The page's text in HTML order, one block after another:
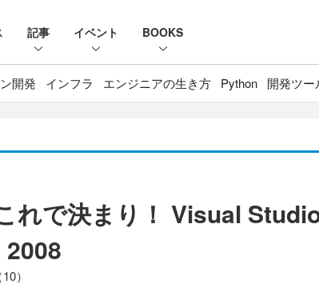
記事 イベント BOOKS
開発 インフラ エンジニアの生き方 Python 開発ツー
れで決まり！ Visual
）